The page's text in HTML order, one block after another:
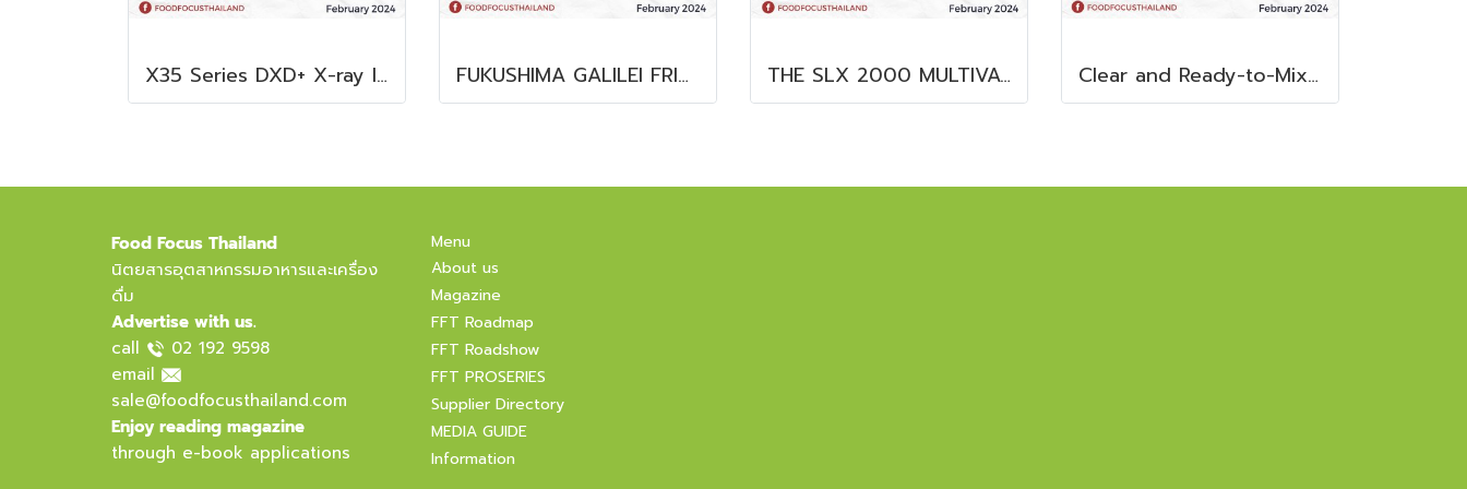
X35 Series DXD+ X-ray Inspection System FUKUSHIMA GALILEI FRIDGE GLASS DOOR FREEZER THE SLX 2000 MULTIVAC SLICER Clear and Ready-to-Mix Protein Shakes
Food Focus Thailand
นิตยสารอุตสาหกรรมอาหารและเครื่อง
ดื่ม
Advertise with us.
call
02 192 9598
email
sale@foodfocusthailand.com
Enjoy reading magazine
through e-book applications
Menu
About us
Magazine
FFT Roadmap
FFT Roadshow
FFT PROSERIES
Supplier Directory
MEDIA GUIDE
Information